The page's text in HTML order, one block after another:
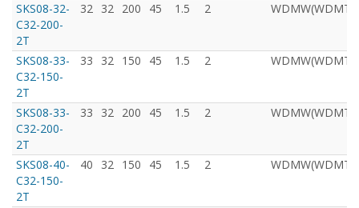
SKS08-32-
C32-200-
2T
32 32 200 45 1.5 2
SKS08-33-
C32-150-
2T
33 32 150 45 1.5 2
SKS08-33-
C32-200-
2T
33 32 200 45 1.5 2
SKS08-40-
C32-150-
2T
40 32 150 45 1.5 2